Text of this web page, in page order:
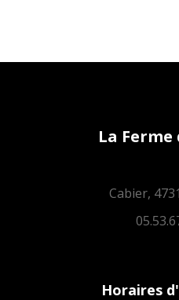
La Ferme
Cabier,
Horaires